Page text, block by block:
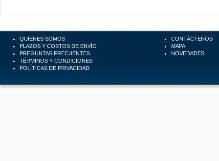
QUIENES SOMOS
PLAZOS Y COSTOS DE ENVÍO
PREGUNTAS FRECUENTES
TÉRMINOS Y CONDICIONES
POLÍTICAS DE PRIVACIDAD
CONTÁCTENOS
MAPA
NOVEDADES